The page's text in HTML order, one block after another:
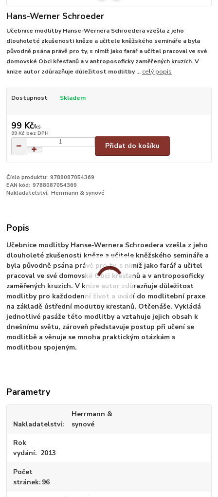
Hans-Werner Schroeder
Učebnice modlitby Hanse-Wernera Schroedera vzešla z jeho
dlouholeté zkušenosti kněze a učitele kněžského semináře a byla
původně psána právě pro ty, s nimiž jako farář a učitel pracoval ve své
domovské Obci křesťanů a v antroposoficky zaměřených kruzích. V
knize autor zdůrazňuje důležitost modlitby ... celý popis
Dostupnost Skladem
99 Kč/ks
99 Kč bez DPH
Přidat do košíku
Číslo produktu: 9788087054369
EAN kód: 9788087054369
Nakladatelství: Herrmann & synové
Popis
Učebnice modlitby Hanse-Wernera Schroedera vzešla z jeho
dlouholeté zkušenosti kněze a učitele kněžského semináře a
byla původně psána právě pro ty, s nimiž jako farář a učitel
pracoval ve své domovské Obci křesťanů a v antroposoficky
zaměřených kruzích. V knize autor zdůrazňuje důležitost
modlitby pro každodenní život a uvádí do modlitební praxe
na základě ústřední modlitby křesťanů, Otčenáše. Vykládá
jednotlivé pasáže této modlitby a vztahuje jejich obsah k
dnešnímu světu, zároveň představuje postup při učení se
modlitbě a věnuje se mnoha praktickým otázkám s
modlitbou spojeným.
Parametry
Nakladatelství
Herrmann &
synové
Rok
vydání
2013
Počet
stránek 96